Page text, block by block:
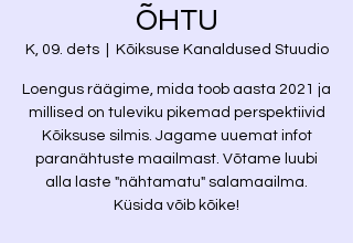
ÕHTU
K, 09. dets
  |
Kõiksuse Kanaldused Stuudio
Loengus räägime, mida toob aasta 2021 ja
millised on tuleviku pikemad perspektiivid
Kõiksuse silmis. Jagame uuemat infot
paranähtuste maailmast. Võtame luubi
alla laste "nähtamatu" salamaailma.
Küsida võib kõike!